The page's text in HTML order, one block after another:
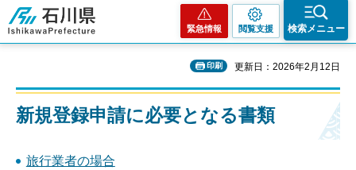
石川県
緊急情報 閲覧支援 検索メニュー
印刷 更新日：2026年2月12日
新規登録申請に必要となる書類
旅行業者の場合